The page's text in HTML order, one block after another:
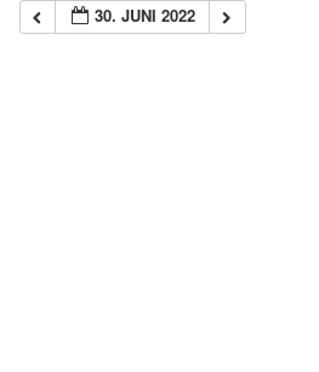
30. JUNI 2022